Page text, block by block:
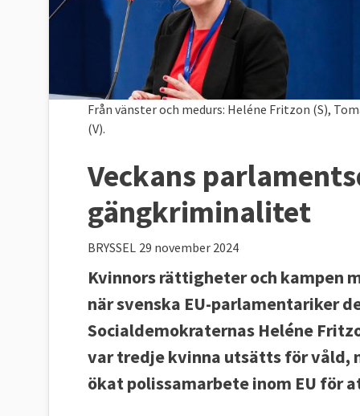
Från vänster och medurs: Heléne Fritzon (S),
(V).
Veckans
gängkriminalitet
BRYSSEL 29 november 2024
Kvinnors rättigheter och kampen
när svenska EU-parlamentariker
Socialdemokraternas Heléne
var tredje kvinna utsätts för våld,
ökat polissamarbete inom EU